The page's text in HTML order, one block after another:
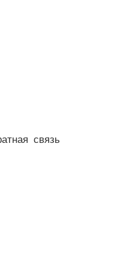
связь